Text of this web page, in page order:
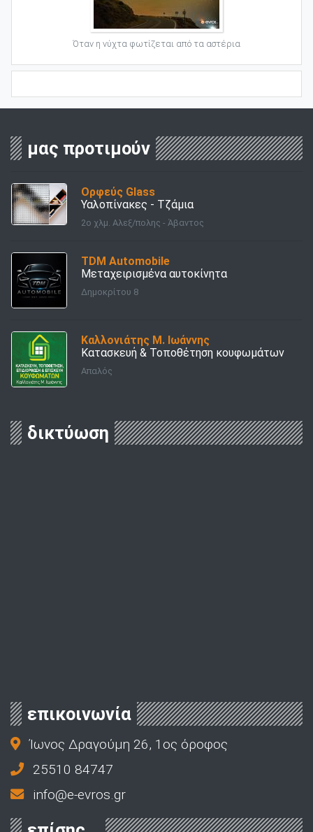
Όταν η νύχτα φωτίζεται από τα αστέρια
μας προτιμούν
Ορφεύς Glass
Υαλοπίνακες - Τζάμια
2ο χλμ. Αλεξ/πολης - Άβαντος
TDM Automobile
Μεταχειρισμένα αυτοκίνητα
Δημοκρίτου 8
Καλλονιάτης Μ. Ιωάννης
Κατασκευή & Τοποθέτηση κουφωμάτων
Απαλός
δικτύωση
επικοινωνία
Ίωνος Δραγούμη 26, 1ος όροφος
25510 84747
info@e-evros.gr